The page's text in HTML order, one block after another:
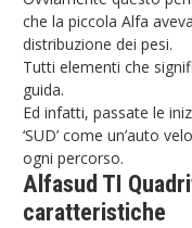
che la piccola Alfa
distribuzione dei pesi.
Tutti elementi che
guida.
Ed infatti, passate le
‘SUD’ come un’auto
ogni percorso.
Alfasud TI
caratteristiche